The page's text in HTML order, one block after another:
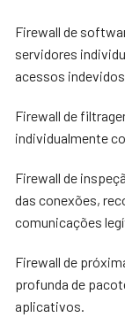
Firewall de
servidores
acessos
Firewall de
individualmente
Firewall de
das conexões,
comunicações
Firewall de
profunda de
aplicativos.